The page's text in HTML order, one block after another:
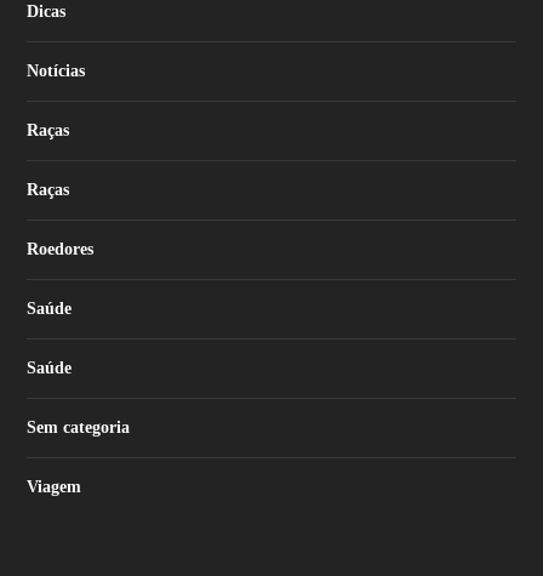
Dicas
Notícias
Raças
Raças
Roedores
Saúde
Saúde
Sem categoria
Viagem